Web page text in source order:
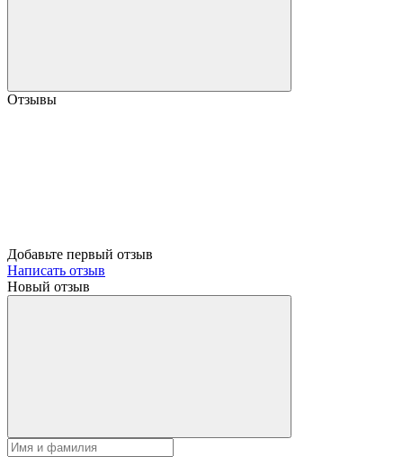
Отзывы
Добавьте первый отзыв
Написать отзыв
Новый отзыв